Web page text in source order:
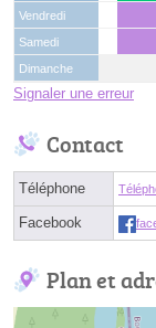
Vendredi
Samedi
Dimanche
Signaler une erreur
Contact
Téléphone
Facebook
Plan et